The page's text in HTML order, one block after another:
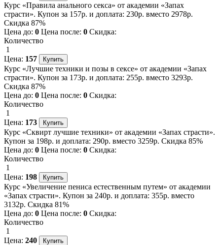
Курс «Правила анального секса» от академии «Запах
страсти». Купон за 157р. и доплата: 230р. вместо 2978р.
Скидка 87%
Цена до: 0 Цена после: 0 Скидка:
Количество
1
Цена: 157
Курс «Лучшие техники и позы в сексе» от академии «Запах
страсти». Купон за 173р. и доплата: 255р. вместо 3293р.
Скидка 87%
Цена до: 0 Цена после: 0 Скидка:
Количество
1
Цена: 173
Курс «Сквирт лучшие техники» от академии «Запах страсти».
Купон за 198р. и доплата: 290р. вместо 3259р. Скидка 85%
Цена до: 0 Цена после: 0 Скидка:
Количество
1
Цена: 198
Курс «Увеличение пениса естественным путем» от академии
«Запах страсти». Купон за 240р. и доплата: 355р. вместо
3132р. Скидка 81%
Цена до: 0 Цена после: 0 Скидка:
Количество
1
Цена: 240